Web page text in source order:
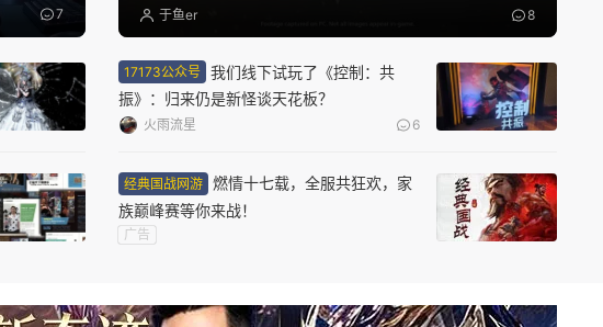
限号删档内测
多人联机 冒险
逆战：未来
7 于鱼er 8
17173公众号
我们线下试玩了《控制：共
振》：归来仍是新怪谈天花板？
火雨流星 6
经典国战网游
燃情十七载，全服共狂欢，家
族巅峰赛等你来战！
广告